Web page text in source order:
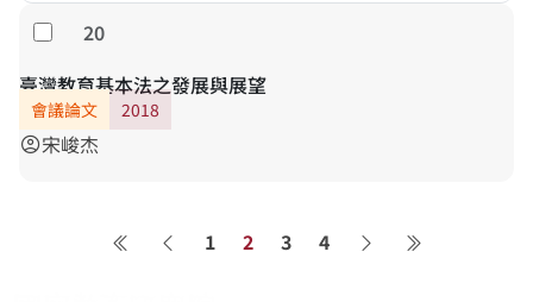
勾選
20
臺灣教育基本法之發展與展望
會議論文 2018
account_circle宋峻杰
第一頁上一頁
1 2 3 4 下一頁最後一頁